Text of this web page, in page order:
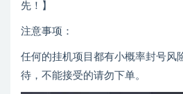
先！】
注意事项：
任何的挂机项目都有小概率封号风
待，不能接受的请勿下单。